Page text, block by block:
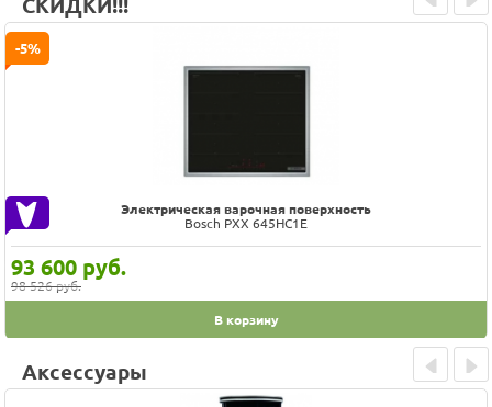
СКИДКИ!!!
Электрическая варочная поверхность
Bosch PXX 645HC1E
93 600 руб.
98 526 руб.
-5%
В корзину
Prev Next
Аксессуары
Prev Next